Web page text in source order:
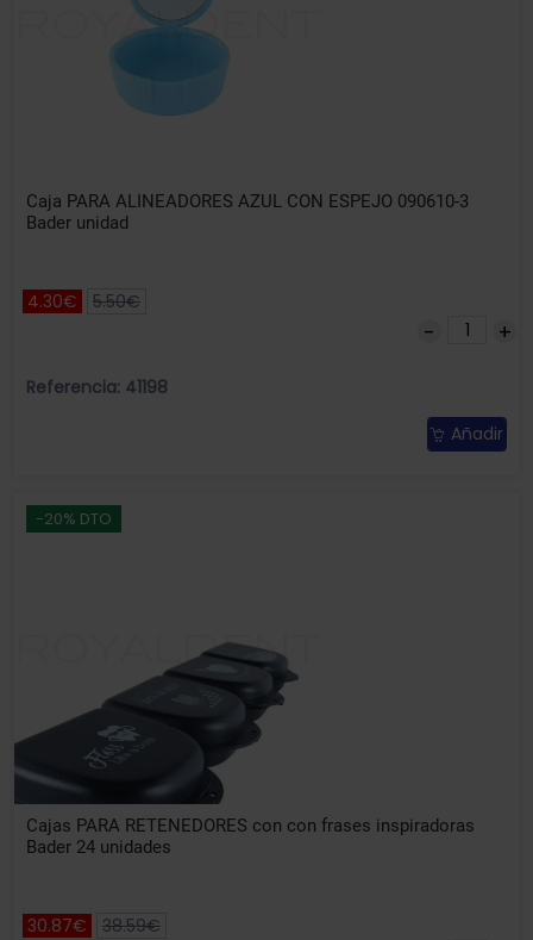
Caja PARA ALINEADORES AZUL CON ESPEJO 090610-3
Bader unidad
4.30€ 5.50€
Referencia: 41198
Añadir
-20% DTO
Cajas PARA RETENEDORES con con frases inspiradoras
Bader 24 unidades
30.87€ 38.59€